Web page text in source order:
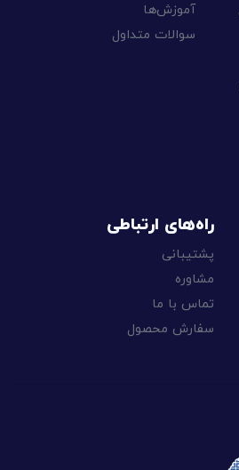
آموزش‌ها
سوالات متداول
راه‌های ارتباطی
پشتیبانی
مشاوره
تماس با ما
سفارش محصول